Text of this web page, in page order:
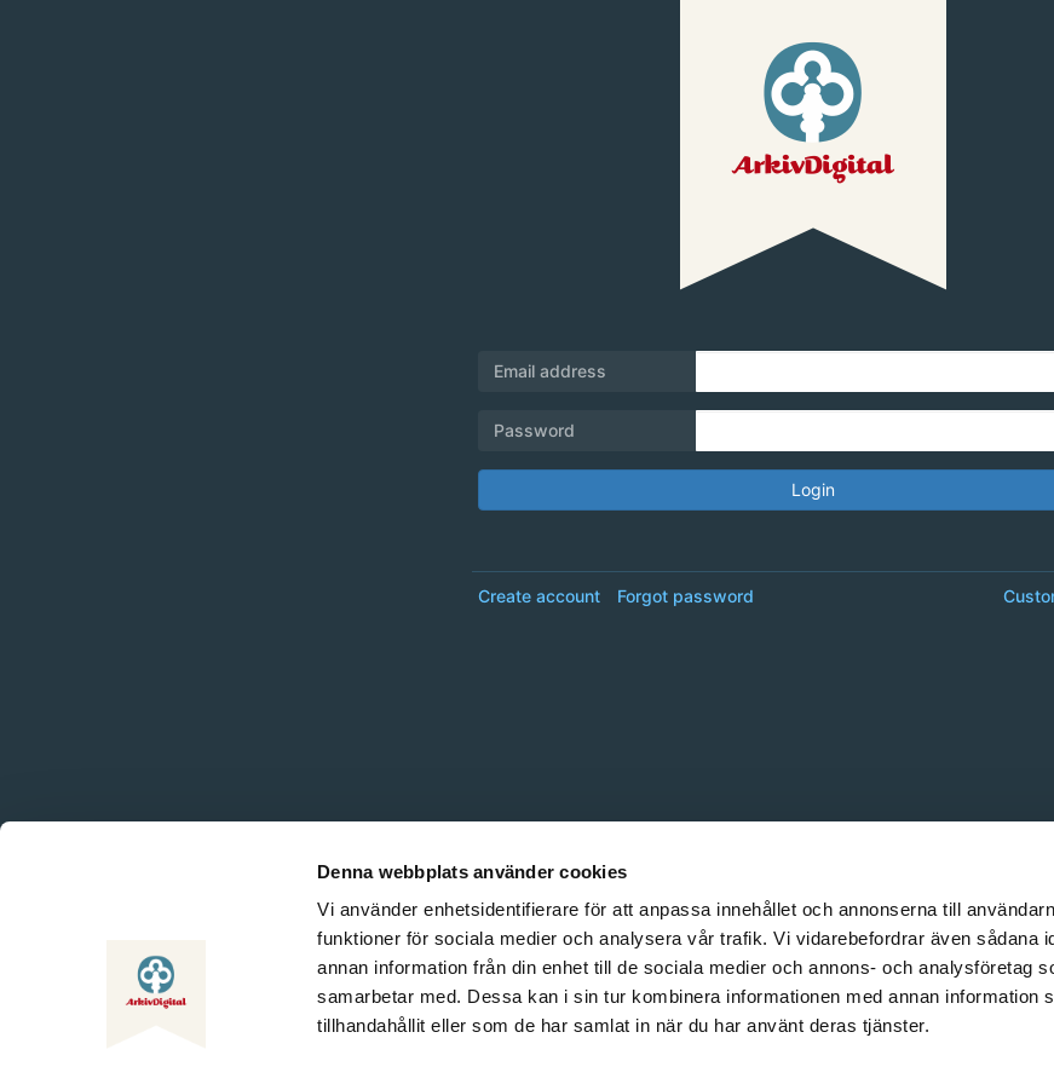
Denna webbplats använder cookies
Vi använder enhetsidentifierare för att anpassa innehållet och annonserna till
funktioner för sociala medier och analysera vår trafik. Vi vidarebefordrar även sådana
annan information från din enhet till de sociala medier och annons- och analysföretag
samarbetar med. Dessa kan i sin tur kombinera informationen med annan information
tillhandahållit eller som de har samlat in när du har använt deras tjänster.
Email address
Password
Login
Create account Forgot password